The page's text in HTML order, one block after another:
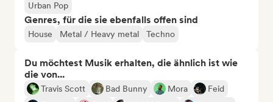
Urban Pop
Genres, für die sie ebenfalls offen sind
House Metal / Heavy metal Techno
Du möchtest Musik erhalten, die ähnlich ist wie
die von...
Travis Scott Bad Bunny Mora
Feid